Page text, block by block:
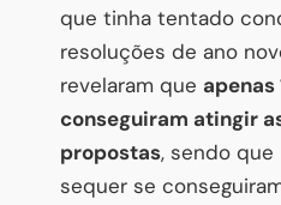
que tinha tentado
resoluções de ano
revelaram que apenas
conseguiram atingir
propostas, sendo que
sequer se